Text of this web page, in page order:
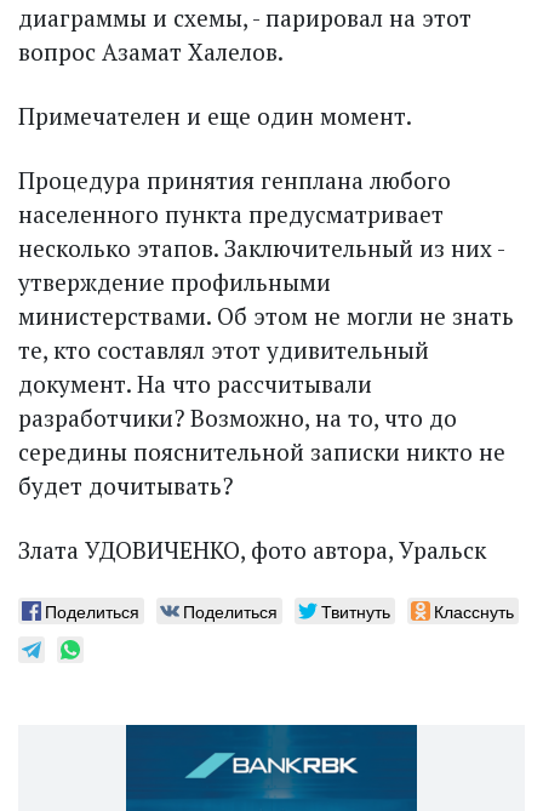
диаграммы и схемы, - парировал на этот
вопрос Азамат Халелов.
Примечателен и еще один момент.
Процедура принятия генплана любого
населенного пункта предусматривает
несколько этапов. Заключительный из них -
утверждение профильными
министерствами. Об этом не могли не знать
те, кто составлял этот удивительный
документ. На что рассчитывали
разработчики? Возможно, на то, что до
середины пояснительной записки никто не
будет дочитывать?
Злата УДОВИЧЕНКО, фото автора, Уральск
Поделиться Поделиться Твитнуть Класснуть